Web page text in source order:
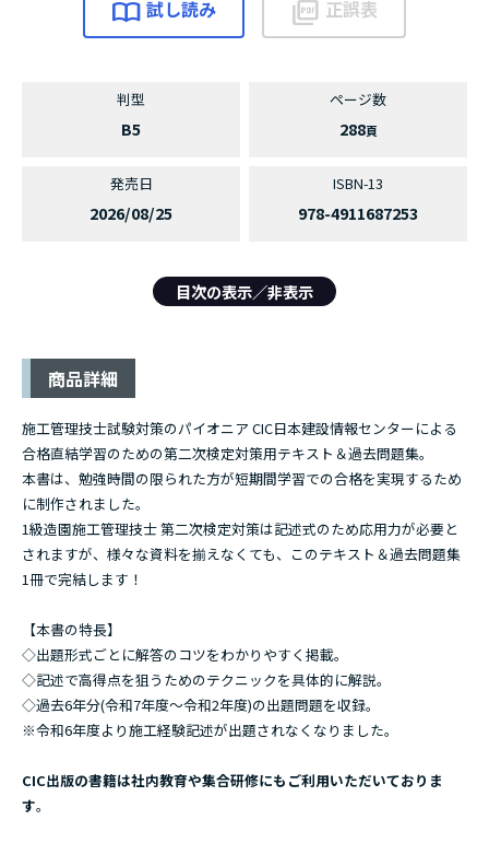
試し読み 正誤表
B5 288
2026/08/25 978-4911687253
目次の表示／非表示
目次
第1節 造園工事の出題内容と対策
第2節 造園工事の基礎解説
第3節 造園工事の過去問＆解答例・補足解説
第2編 工程管理
第1節 工程管理の出題内容と対策
第3節 工程管理の過去問＆解答例・補足解説
第3編 品質管理
第1節 品質管理の出題内容と対策
第2節 品質管理の基礎解説
商品詳細
施工管理技士試験対策のパイオニア CIC日本建設情報センターによる
合格直結学習のための第二次検定対策用テキスト＆過去問題集。
本書は、勉強時間の限られた方が短期間学習での合格を実現するため
に制作されました。
1級造園施工管理技士 第二次検定対策は記述式のため応用力が必要と
されますが、様々な資料を揃えなくても、このテキスト＆過去問題集
1冊で完結します！
【本書の特長】
◇出題形式ごとに解答のコツをわかりやすく掲載。
◇記述で高得点を狙うためのテクニックを具体的に解説。
◇過去6年分(令和7年度～令和2年度)の出題問題を収録。
※令和6年度より施工経験記述が出題されなくなりました。
CIC出版の書籍は社内教育や集合研修にもご利用いただいておりま
す。